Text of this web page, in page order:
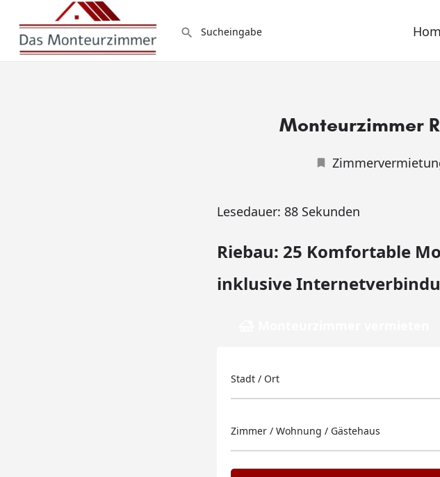
Monteurzimmer
Lesedauer: 88 Sekunden
Riebau: 25 Komfortable
inklusive
Stadt / Ort
Zimmer / Wohnung / Gästehaus